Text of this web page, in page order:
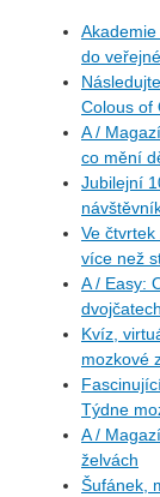
do
Colous of
A /
co mění
Jubilejní
Ve
více než
A / Easy:
dvojčatech
Kvíz,
mozkové
Týdne
A /
želvách
Šufánek,